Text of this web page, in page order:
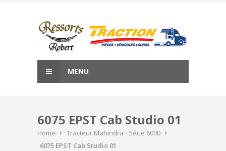
MENU
6075 EPST Cab Studio 01
Home
Tracteur Mahindra - Série 6000
6075 EPST Cab Studio 01